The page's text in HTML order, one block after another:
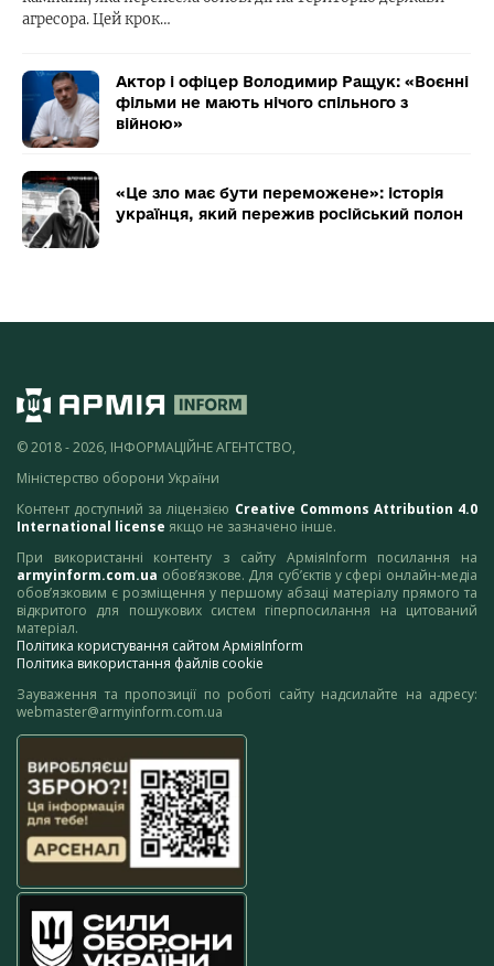
агресора. Цей крок…
Актор і офіцер Володимир Ращук: «Воєнні
фільми не мають нічого спільного з
війною»
«Це зло має бути переможене»: історія
українця, який пережив російський полон
© 2018 - 2026, ІНФОРМАЦІЙНЕ АГЕНТСТВО,
Міністерство оборони України
Контент доступний за ліцензією Creative Commons Attribution 4.0
International license якщо не зазначено інше.
При використанні контенту з сайту АрміяInform посилання на
armyinform.com.ua обов’язкове. Для суб’єктів у сфері онлайн-медіа
обов’язковим є розміщення у першому абзаці матеріалу прямого та
відкритого для пошукових систем гіперпосилання на цитований
матеріал.
Політика користування сайтом АрміяInform
Політика використання файлів cookie
Зауваження та пропозиції по роботі сайту надсилайте на адресу:
webmaster@armyinform.com.ua